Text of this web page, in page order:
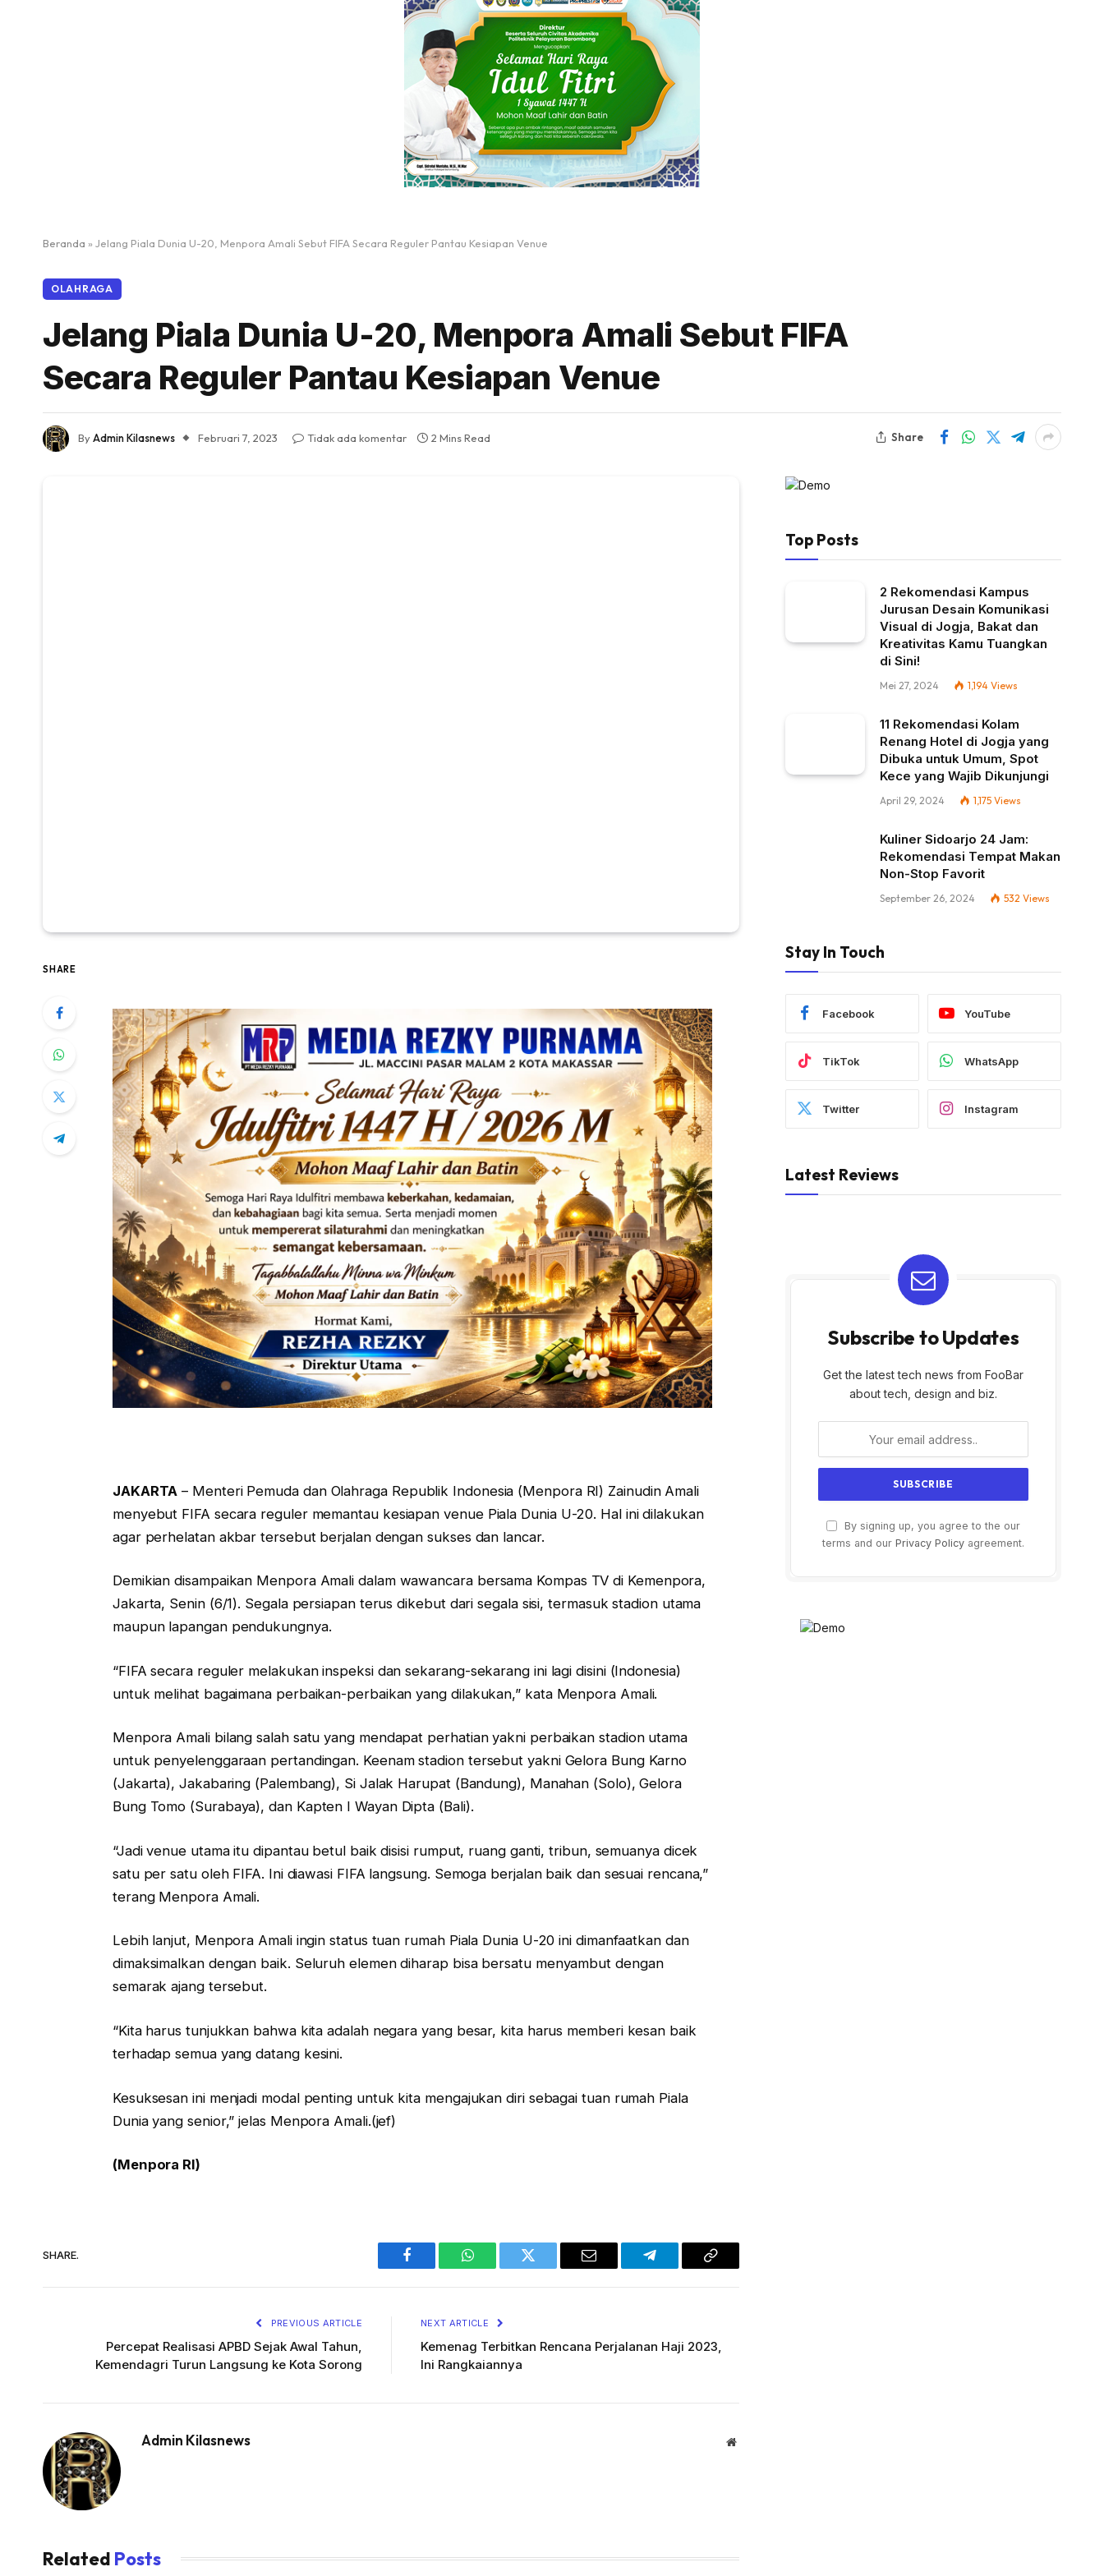
Beranda » Jelang Piala Dunia U-20, Menpora Amali Sebut FIFA Secara Reguler Pantau Kesiapan Venue
OLAHRAGA
Jelang Piala Dunia U-20, Menpora Amali Sebut FIFA
Secara Reguler Pantau Kesiapan Venue
ByAdmin Kilasnews Februari 7, 2023 Tidak ada komentar 2 Mins Read Share
SHARE
JAKARTA – Menteri Pemuda dan Olahraga Republik Indonesia (Menpora RI) Zainudin Amali
menyebut FIFA secara reguler memantau kesiapan venue Piala Dunia U-20. Hal ini dilakukan
agar perhelatan akbar tersebut berjalan dengan sukses dan lancar.
Demikian disampaikan Menpora Amali dalam wawancara bersama Kompas TV di Kemenpora,
Jakarta, Senin (6/1). Segala persiapan terus dikebut dari segala sisi, termasuk stadion utama
maupun lapangan pendukungnya.
“FIFA secara reguler melakukan inspeksi dan sekarang-sekarang ini lagi disini (Indonesia)
untuk melihat bagaimana perbaikan-perbaikan yang dilakukan,” kata Menpora Amali.
Menpora Amali bilang salah satu yang mendapat perhatian yakni perbaikan stadion utama
untuk penyelenggaraan pertandingan. Keenam stadion tersebut yakni Gelora Bung Karno
(Jakarta), Jakabaring (Palembang), Si Jalak Harupat (Bandung), Manahan (Solo), Gelora
Bung Tomo (Surabaya), dan Kapten I Wayan Dipta (Bali).
“Jadi venue utama itu dipantau betul baik disisi rumput, ruang ganti, tribun, semuanya dicek
satu per satu oleh FIFA. Ini diawasi FIFA langsung. Semoga berjalan baik dan sesuai rencana,”
terang Menpora Amali.
Lebih lanjut, Menpora Amali ingin status tuan rumah Piala Dunia U-20 ini dimanfaatkan dan
dimaksimalkan dengan baik. Seluruh elemen diharap bisa bersatu menyambut dengan
semarak ajang tersebut.
“Kita harus tunjukkan bahwa kita adalah negara yang besar, kita harus memberi kesan baik
terhadap semua yang datang kesini.
Kesuksesan ini menjadi modal penting untuk kita mengajukan diri sebagai tuan rumah Piala
Dunia yang senior,” jelas Menpora Amali.(jef)
(Menpora RI)
SHARE.
Facebook WhatsAppTwitter Email Telegram Copy
PREVIOUS ARTICLE
Percepat Realisasi APBD Sejak Awal Tahun,
Kemendagri Turun Langsung ke Kota Sorong
NEXT ARTICLE
Kemenag Terbitkan Rencana Perjalanan Haji 2023,
Ini Rangkaiannya
Admin Kilasnews Website
Related Posts
Top Posts
2 Rekomendasi Kampus
Jurusan Desain Komunikasi
Visual di Jogja, Bakat dan
Kreativitas Kamu Tuangkan
di Sini!
Mei 27, 2024 1,194 Views
11 Rekomendasi Kolam
Renang Hotel di Jogja yang
Dibuka untuk Umum, Spot
Kece yang Wajib Dikunjungi
April 29, 2024 1,175 Views
Kuliner Sidoarjo 24 Jam:
Rekomendasi Tempat Makan
Non-Stop Favorit
September 26, 2024 532 Views
Stay In Touch
Facebook YouTube
TikTok WhatsApp
Twitter Instagram
Latest Reviews
Subscribe to Updates
Get the latest tech news from FooBar
about tech, design and biz.
By signing up, you agree to the our
terms and our Privacy Policy agreement.